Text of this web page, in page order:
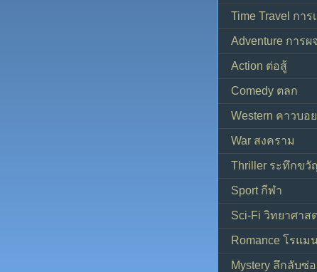
Time Travel กา
Adventure การ
Action ต่อสู้
Comedy ตลก
Western คาวบอ
War สงคราม
Thriller ระทึกขวั
Sport กีฬา
Sci-Fi วิทยาศาส
Romance โรแม
Mystery ลึกลับซ่